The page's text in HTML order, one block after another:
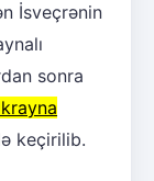
İsveçrənin
sonra
keçirilib.